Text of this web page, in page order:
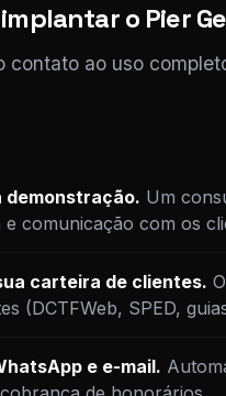
o Pier
contato ao uso
demonstração. Um
comunicação com os
carteira de clientes.
(DCTFWeb, SPED,
e e-mail.